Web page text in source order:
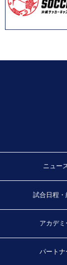
ニュー
試合日程・
アカデミ
パートナ